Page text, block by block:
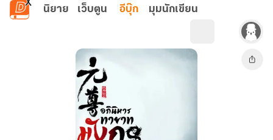
ข้ามไปยังเนื้อหาหลัก
นิยาย เว็บตูน อีบุ๊ก มุมนักเขียน